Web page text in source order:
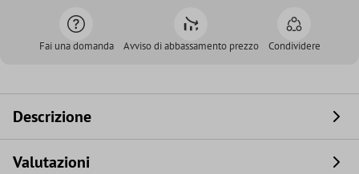
Fai una domanda Avviso di abbassamento prezzo Condividere
Descrizione
Valutazioni